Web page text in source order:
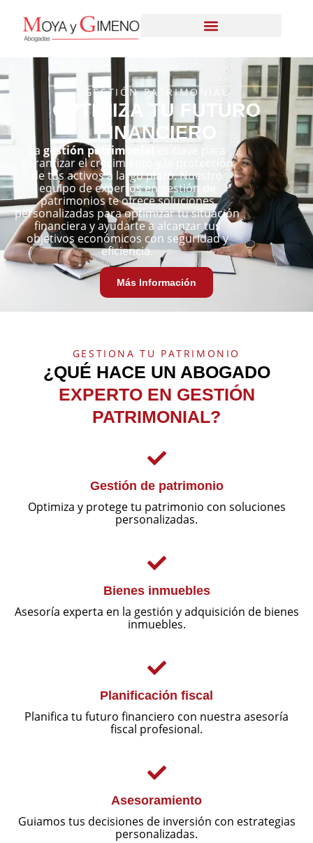
GESTIÓN PATRIMONIAL
OPTIMIZA TU FUTURO
FINANCIERO
Lagestión patrimonial
garantizar el crecimiento y la protección
de tus activos a largo plazo. Nuestro
equipo de expertos en gestión de
patrimonios te ofrece soluciones
personalizadas para optimizar tu situación
financiera y ayudarte a alcanzar tus
objetivos económicos con seguridad y
eficiencia.
Más Información
GESTIONA TU PATRIMONIO
¿QUÉ HACE UN ABOGADO
EXPERTO EN GESTIÓN
PATRIMONIAL?
Gestión de patrimonio
Optimiza y protege tu patrimonio con soluciones
personalizadas.
Bienes inmuebles
Asesoría experta en la gestión y adquisición de bienes
inmuebles.
Planificación fiscal
Planifica tu futuro financiero con nuestra asesoría
fiscal profesional.
Asesoramiento
Guiamos tus decisiones de inversión con estrategias
personalizadas.